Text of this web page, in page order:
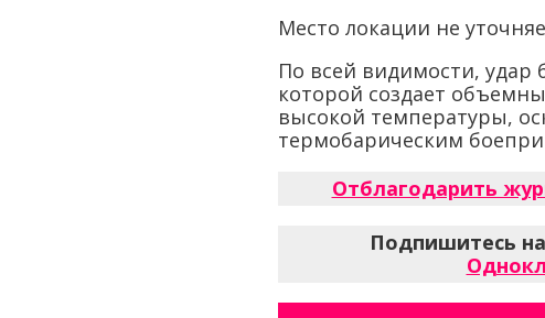
Место локации не
По всей видимости, удар
которой создает
высокой температуры,
термобарическим
Отблагодарить
Подпишитесь